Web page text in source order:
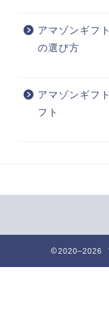
アマゾンギフ
の選び方
アマゾンギフ
フト
2020–2026